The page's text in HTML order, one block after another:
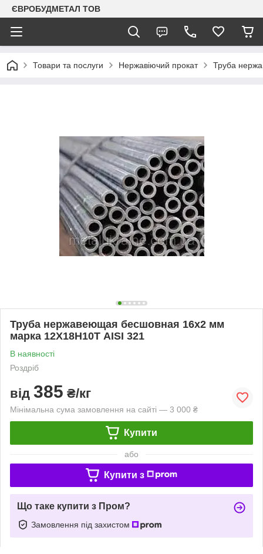
ЄВРОБУДМЕТАЛ ТОВ
Товари та послуги Нержавіючий прокат Труба
Труба нержавеющая бесшовная 16х2 мм
марка 12Х18Н10Т AISI 321
В наявності
Роздріб
від 385 ₴/кг
Мінімальна сума замовлення на сайті — 3 000 ₴
Купити
або
Купити з
Що таке купити з Пром?
Замовлення під захистом